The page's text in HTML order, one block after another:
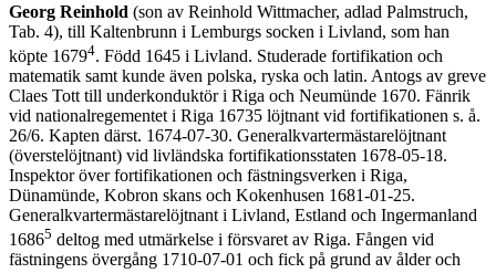
Georg Reinhold (son av Reinhold Wittmacher, adlad Palmstruch,
Tab. 4), till Kaltenbrunn i Lemburgs socken i Livland, som han
köpte 16794. Född 1645 i Livland. Studerade fortifikation och
matematik samt kunde även polska, ryska och latin. Antogs av greve
Claes Tott till underkonduktör i Riga och Neumünde 1670. Fänrik
vid nationalregementet i Riga 16735 löjtnant vid fortifikationen s. å.
26/6. Kapten därst. 1674-07-30. Generalkvartermästarelöjtnant
(överstelöjtnant) vid livländska fortifikationsstaten 1678-05-18.
Inspektor över fortifikationen och fästningsverken i Riga,
Dünamünde, Kobron skans och Kokenhusen 1681-01-25.
Generalkvartermästarelöjtnant i Livland, Estland och Ingermanland
16865 deltog med utmärkelse i försvaret av Riga. Fången vid
fästningens övergång 1710-07-01 och fick på grund av ålder och